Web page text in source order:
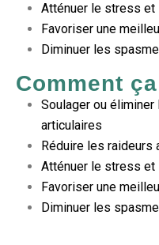
Atténuer le stress et
Favoriser une
Diminuer les
Comment
Soulager ou
articulaires
Réduire les raideurs
Atténuer le stress et
Favoriser une
Diminuer les